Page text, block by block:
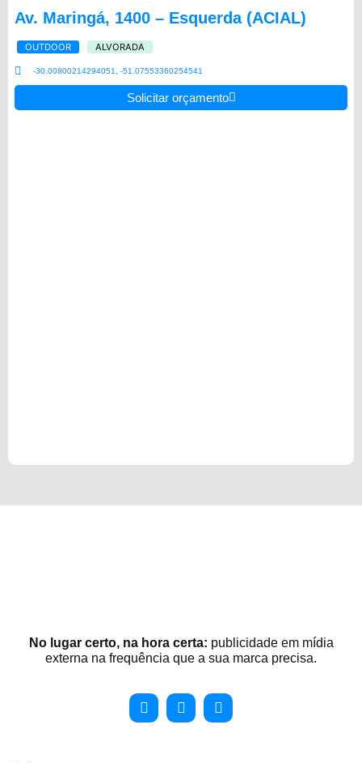
Av. Maringá, 1400 – Esquerda (ACIAL)
OUTDOOR ALVORADA
-30.00800214294051, -51.07553360254541
Solicitar orçamento
No lugar certo, na hora certa: publicidade em mídia
externa na frequência que a sua marca precisa.